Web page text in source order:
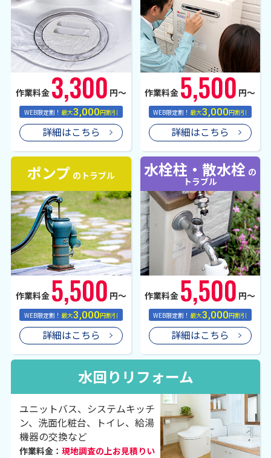
作業料金 3,300 円〜
WEB限定割！最大3,000円割引
詳細はこちら
作業料金 5,500 円〜
WEB限定割！最大3,000円割引
詳細はこちら
ポンプ のトラブル
作業料金 5,500 円〜
WEB限定割！最大3,000円割引
詳細はこちら
水栓柱・散水栓 の
トラブル
作業料金 5,500 円〜
WEB限定割！最大3,000円割引
詳細はこちら
水回りリフォーム
ユニットバス、システムキッチ
ン、洗面化粧台、トイレ、給湯
機器の交換など
作業料金： 現地調査の上お見積りい